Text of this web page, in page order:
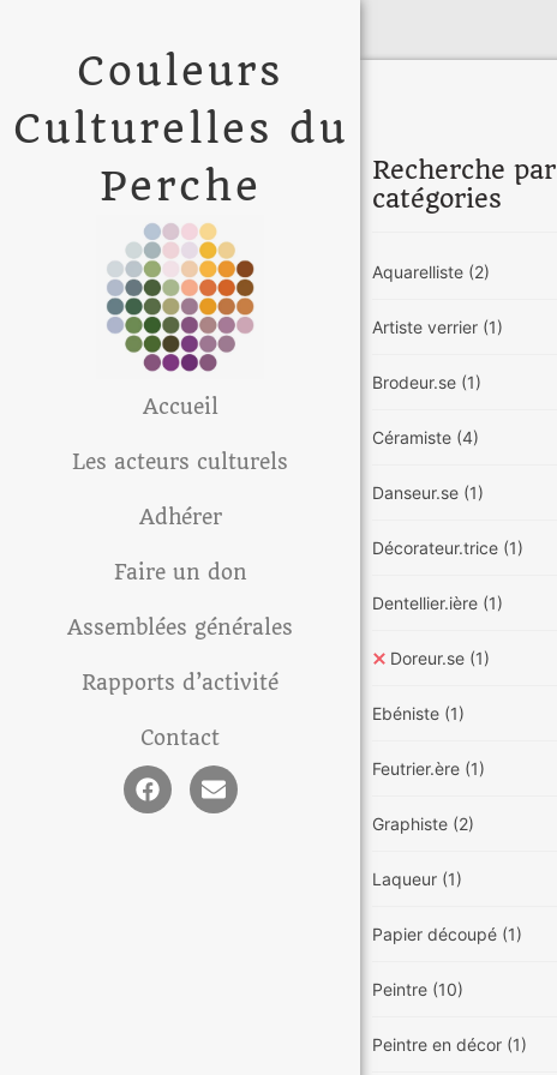
Couleurs
Culturelles du
Perche
Accueil
Les acteurs culturels
Adhérer
Faire un don
Assemblées générales
Rapports d’activité
Contact
Recherche par
catégories
Aquarelliste (2)
Artiste verrier (1)
Brodeur.se (1)
Céramiste (4)
Danseur.se (1)
Décorateur.trice (1)
Dentellier.ière (1)
Doreur.se (1)
Ebéniste (1)
Feutrier.ère (1)
Graphiste (2)
Laqueur (1)
Papier découpé (1)
Peintre (10)
Peintre en décor (1)